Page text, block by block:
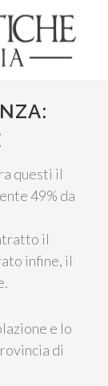
questi il
49% da
il
infine, il
e lo
di